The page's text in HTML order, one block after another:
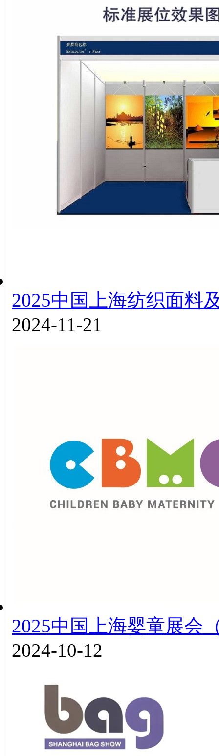
2025中国上海纺织面料
2024-11-21
2025中国上海婴童展会
2024-10-12